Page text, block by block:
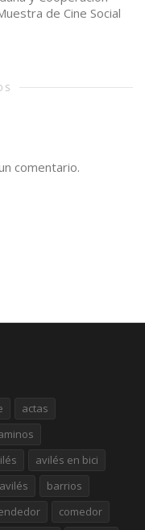
de Cine Social
comentario.
actas
avilés en bici
barrios
comedor